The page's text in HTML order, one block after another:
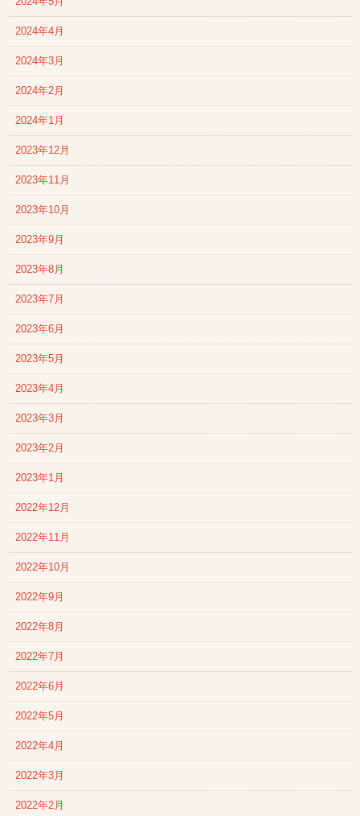
2024年4月
2024年3月
2024年2月
2024年1月
2023年12月
2023年11月
2023年10月
2023年9月
2023年8月
2023年7月
2023年6月
2023年5月
2023年4月
2023年3月
2023年2月
2023年1月
2022年12月
2022年11月
2022年10月
2022年9月
2022年8月
2022年7月
2022年6月
2022年5月
2022年4月
2022年3月
2022年2月